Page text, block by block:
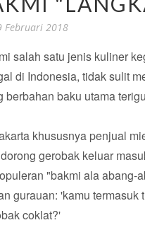
Februari 2018
salah satu jenis kuliner
di Indonesia, tidak sulit
berbahan baku utama
khususnya penjual
gerobak keluar
"bakmi ala abang-
gurauan: 'kamu termasuk
coklat?'